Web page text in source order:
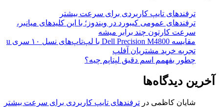
ترفندهای تایپ کاربردی برای سرعت بیشتر
ترفندهای عمومی کیبورد در ویندوز؛ با این کلیدهای میانبر،
سرعت کارتون چند برابر میشه
مقایسه Dell Precision M4800 با لپ‌تاپ‌های نسل ۱۰ سری u
تجربه خرید مشتریان آفلپ
چطور بفهمم اسم دقیق لپتاپم چیه؟
آخرین دیدگاه‌ها
شایان کاظمی در ترفندهای تایپ کاربردی برای سرعت بیشتر